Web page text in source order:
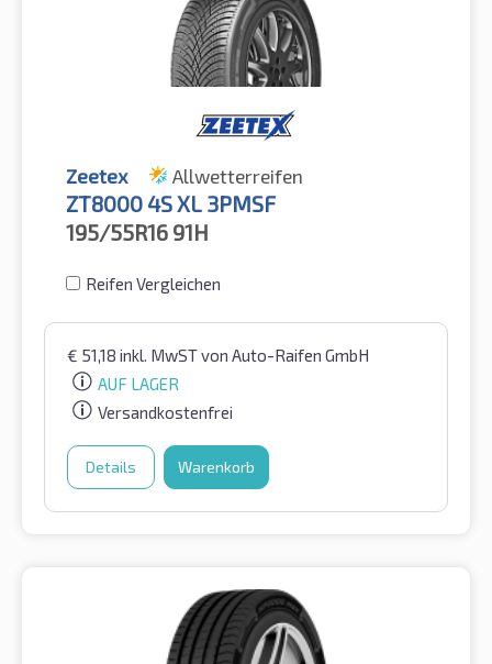
Zeetex Allwetterreifen
ZT8000 4S XL 3PMSF
195/55R16 91H
Reifen Vergleichen
€ 51,18 inkl. MwSTvon Auto-Raifen GmbH
AUF LAGER
Versandkostenfrei
Details Warenkorb